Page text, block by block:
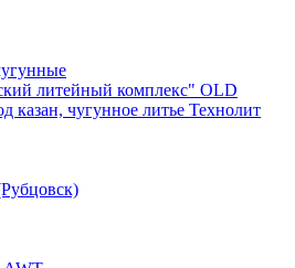
литейный комплекс" OLD
казан, чугунное литье Технолит